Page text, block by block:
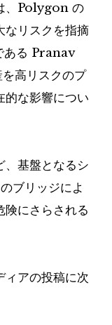
、Polygon の
なリスクを指摘
ある Pranav
高リスクのプ
的な影響につい
、基盤となるシ
ブリッジによ
険にさらされる
ィアの投稿に次